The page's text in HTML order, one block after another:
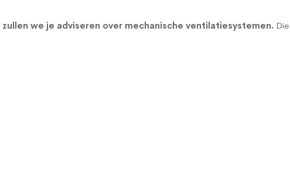
we je adviseren over mechanische ventilatiesystemen.